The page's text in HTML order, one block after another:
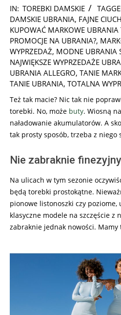
2026-
02-
26
IN: TOREBKI DAMSKIE
DAMSKIE UBRANIA, FAJNE
KUPOWAĆ MARKOWE UBRANIA
PROMOCJE NA UBRANIA?,
WYPRZEDAŻ, MODNE UBRANIA
NAJWIĘKSZE WYPRZEDAŻE
UBRANIA ALLEGRO, TANIE
TANIE UBRANIA, TOTALNA
Też tak macie? Nic tak nie
torebki. No, może buty. Wiosną
naładowanie akumulatorów. A
tak prosty sposób, trzeba z niego
Nie zabraknie
Na ulicach w tym sezonie
będą torebki prostokątne.
pionowe listonoszki czy poziome,
klasyczne modele na szczęście z
zabraknie jednak nowości.